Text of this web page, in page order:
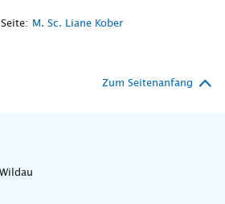
M. Sc. Liane Kober
Zum Seitenanfang